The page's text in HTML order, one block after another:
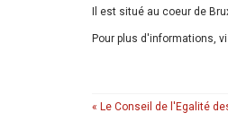
Il est situé au coeur de
Pour plus d'informations,
« Le Conseil de l'Egalité